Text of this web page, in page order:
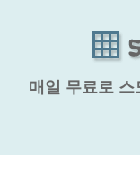
매일 무료로